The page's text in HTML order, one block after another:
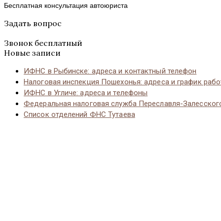
Бесплатная консультация автоюриста
Задать вопрос
Звонок бесплатный
Новые записи
ИФНС в Рыбинске: адреса и контактный телефон
Налоговая инспекция Пошехонья: адреса и график
ИФНС в Угличе: адреса и телефоны
Федеральная налоговая служба Переславля-
Список отделений ФНС Тутаева